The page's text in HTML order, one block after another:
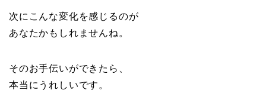
次にこんな変化を感じるのが
あなたかもしれませんね。
そのお手伝いができたら、
本当にうれしいです。